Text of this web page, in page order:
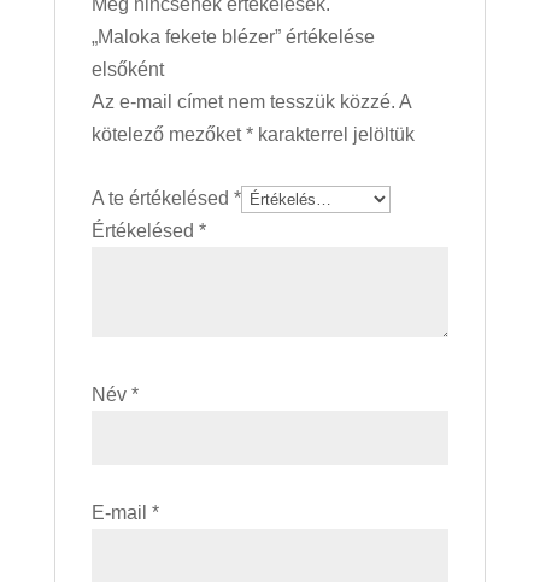
Még nincsenek értékelések.
„Maloka fekete blézer” értékelése
elsőként
Az e-mail címet nem tesszük közzé. A
kötelező mezőket*karakterrel jelöltük
A te értékelésed *
Értékelésed *
Név *
E-mail *